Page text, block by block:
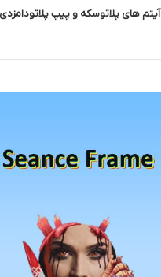
آیتم های پلاتوسکه و پیپ پلاتودامزدی